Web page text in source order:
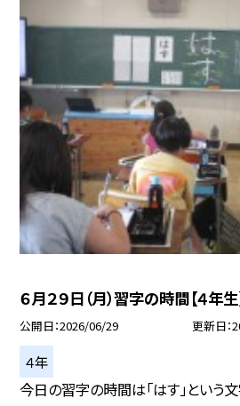
６月２９日（月）習字の時間【４年生
公開日 2026/06/29 更新日
４年
今日の習字の時間は「はす」という